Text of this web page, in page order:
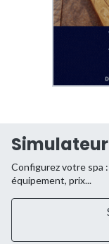
Configurez votre spa
équipement, prix...